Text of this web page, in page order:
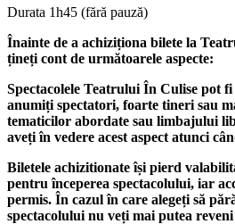
Durata 1h45 (fără pauză)
Înainte de a achiziționa bilete la
țineți cont de următoarele aspecte:
Spectacolele Teatrului În Culise pot
anumiți spectatori, foarte tineri sau
tematicilor abordate sau limbajului
aveți în vedere acest aspect atunci
Biletele achizitionate își pierd
pentru începerea spectacolului, iar
permis. În cazul în care alegeți să
spectacolului nu veți mai putea